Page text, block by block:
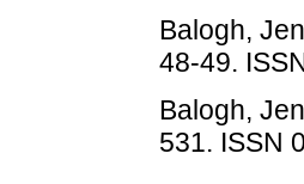
Balogh,
48-49.
Balogh,
531. ISSN